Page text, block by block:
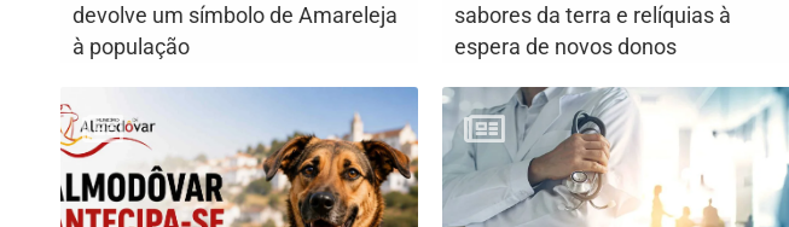
devolve um símbolo de Amareleja
à população
sabores da terra e relíquias à
espera de novos donos